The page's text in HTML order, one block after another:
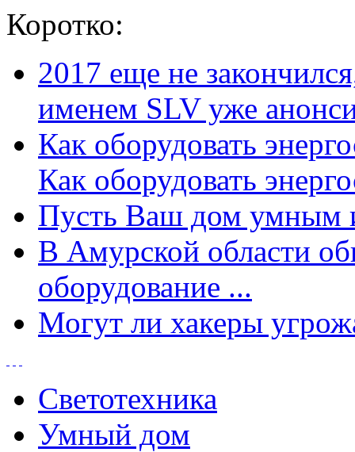
Коротко:
2017 еще не
именем SLV уже
Как оборудовать
Как оборудовать
Пусть Ваш дом умным
В Амурской области
оборудование ...
Могут ли хакеры
Светотехника
Умный дом